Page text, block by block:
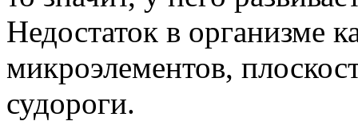
Недостаток в организме
микроэлементов,
судороги.